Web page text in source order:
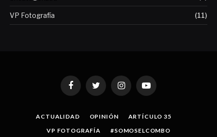
VP Fotografía (11)
FacebookTwitter InstagramYouTube
ACTUALIDAD OPINIÓN
ARTÍCULO 35
VP FOTOGRAFÍA
#SOMOSELCOMBO